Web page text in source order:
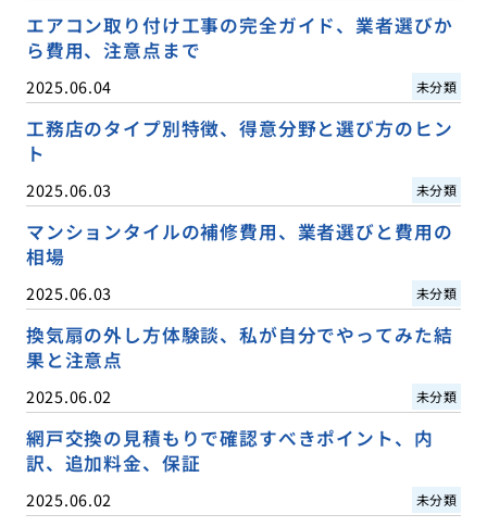
エアコン取り付け工事の完全ガイド、業者選びか
ら費用、注意点まで
2025.06.04 未分類
工務店のタイプ別特徴、得意分野と選び方のヒン
ト
2025.06.03 未分類
マンションタイルの補修費用、業者選びと費用の
相場
2025.06.03 未分類
換気扇の外し方体験談、私が自分でやってみた結
果と注意点
2025.06.02 未分類
網戸交換の見積もりで確認すべきポイント、内
訳、追加料金、保証
2025.06.02 未分類